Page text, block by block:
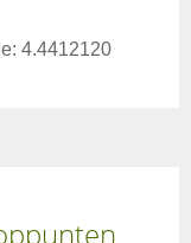
4.4412120